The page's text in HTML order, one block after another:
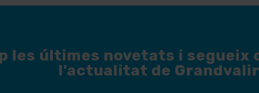
les últimes novetats i segueix
l'actualitat de